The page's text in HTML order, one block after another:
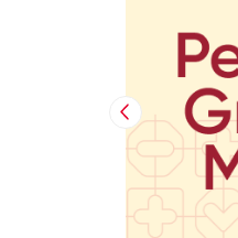
Imagem Anterior